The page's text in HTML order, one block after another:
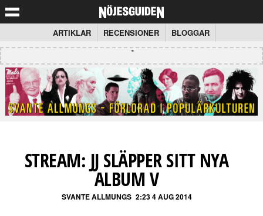
ARTIKLAR RECENSIONER BLOGGAR
STREAM: JJ SLÄPPER SITT NYA
ALBUM V
SVANTE ALLMUNGS 2:23 4 AUG 2014